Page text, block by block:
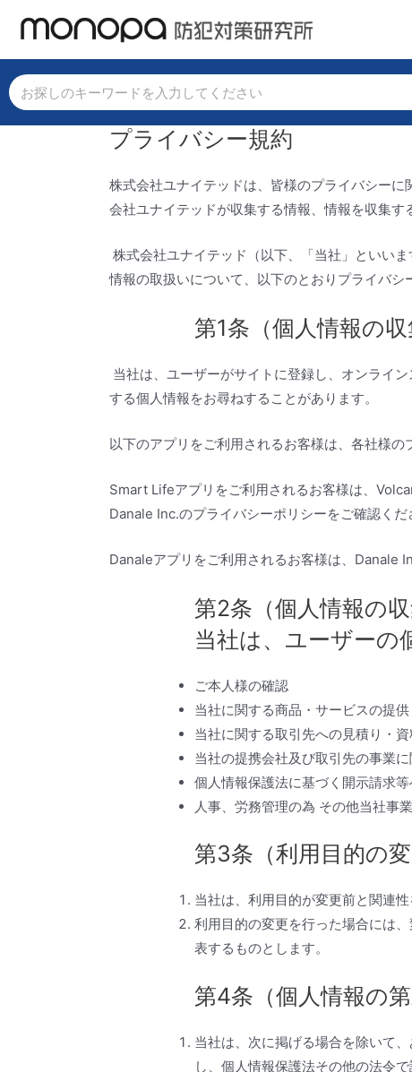
プライバシー規約
株式会社ユナイテッドは、皆様のプライバシー
会社ユナイテッドが収集する情報、情報を収集す
株式会社ユナイテッド（以下、「当社」といい
情報の取扱いについて、以下のとおりプライバシ
第1条（個人情報の収
当社は、ユーザーがサイトに登録し、オンライ
する個人情報をお尋ねすることがあります。
以下のアプリをご利用されるお客様は、各社様の
Smart Lifeアプリをご利用されるお客様は、
Danale Inc.のプライバシーポリシーをご確認く
Danaleアプリをご利用されるお客様は、Danale
第2条（個人情報の
当社は、ユーザーの
ご本人様の確認
当社に関する商品・サービスの提供
当社に関する取引先への見積り・
当社の提携会社及び取引先の事業
個人情報保護法に基づく開示請求
人事、労務管理の為 その他当社事
第3条（利用目的の変
当社は、利用目的が変更前と関連
利用目的の変更を行った場合には
表するものとします。
第4条（個人情報の第
当社は、次に掲げる場合を除いて
し、個人情報保護法その他の法令